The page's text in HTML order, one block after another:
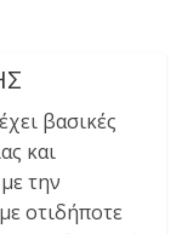
βασικές
και
την
οτιδήποτε